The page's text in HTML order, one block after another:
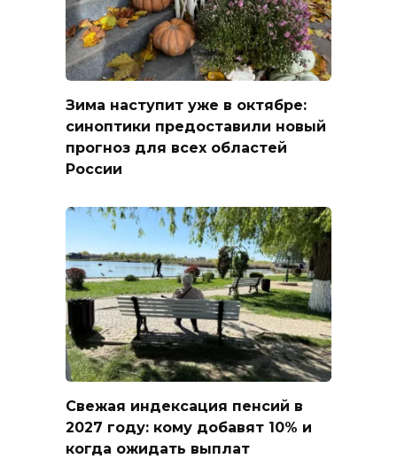
Зима наступит уже в октябре:
синоптики предоставили новый
прогноз для всех областей
России
Свежая индексация пенсий в
2027 году: кому добавят 10% и
когда ожидать выплат